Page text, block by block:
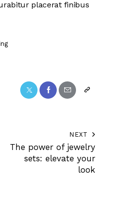
placerat finibus
NEXT
The power of jewelry
sets: elevate your
look